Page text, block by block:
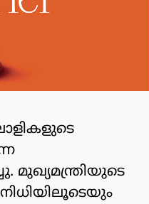
മുഖ്യമന്ത്രിയുടെ